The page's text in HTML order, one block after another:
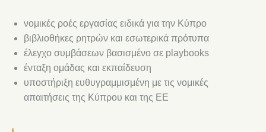
νομικές ροές εργασίας ειδικά για την Κύπρο
βιβλιοθήκες ρητρών και εσωτερικά πρότυπα
έλεγχο συμβάσεων βασισμένο σε playbooks
ένταξη ομάδας και εκπαίδευση
υποστήριξη ευθυγραμμισμένη με τις νομικές
απαιτήσεις της Κύπρου και της ΕΕ